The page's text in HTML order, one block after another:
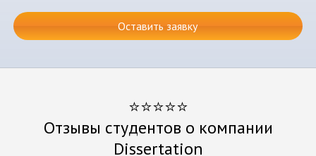
Оставить заявку
⭐⭐⭐⭐⭐
Отзывы студентов о компании
Dissertation